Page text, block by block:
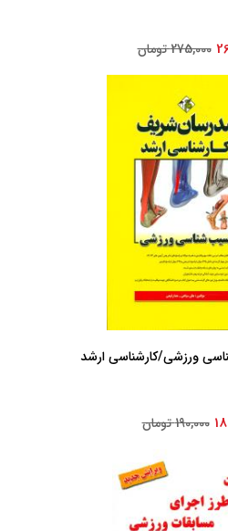
275,000 تومان
ورزشی/کارشناسی ارشد
190,000 تومان